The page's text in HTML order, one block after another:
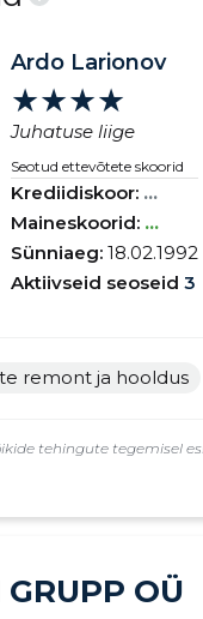
Ardo Larionov
★★★★
Juhatuse liige
Seotud ettevõtete skoorid
Krediidiskoor: ...
Maineskoorid: ...
Sünniaeg:18.02.1992
Aktiivseid seoseid 3
remont ja hooldus
tehingute tegemisel
OÜ